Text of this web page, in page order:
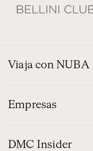
Viaja con NUBA
Empresas
DMC Insider